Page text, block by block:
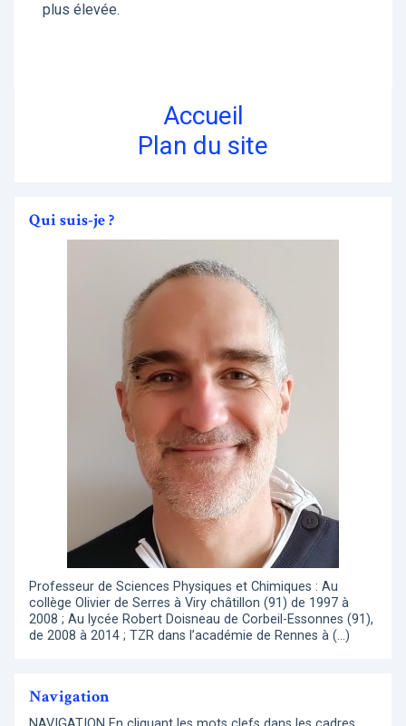
plus élevée.
Accueil
Plan du site
Qui suis-je ?
Professeur de Sciences Physiques et Chimiques : Au
collège Olivier de Serres à Viry châtillon (91) de 1997 à
2008 ; Au lycée Robert Doisneau de Corbeil-Essonnes (91),
de 2008 à 2014 ; TZR dans l’académie de Rennes à (…)
Navigation